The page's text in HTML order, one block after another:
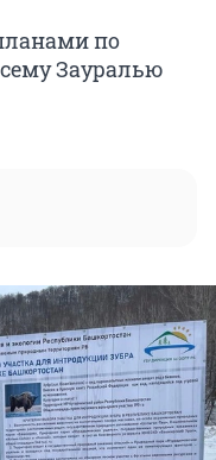
по
Зауралью